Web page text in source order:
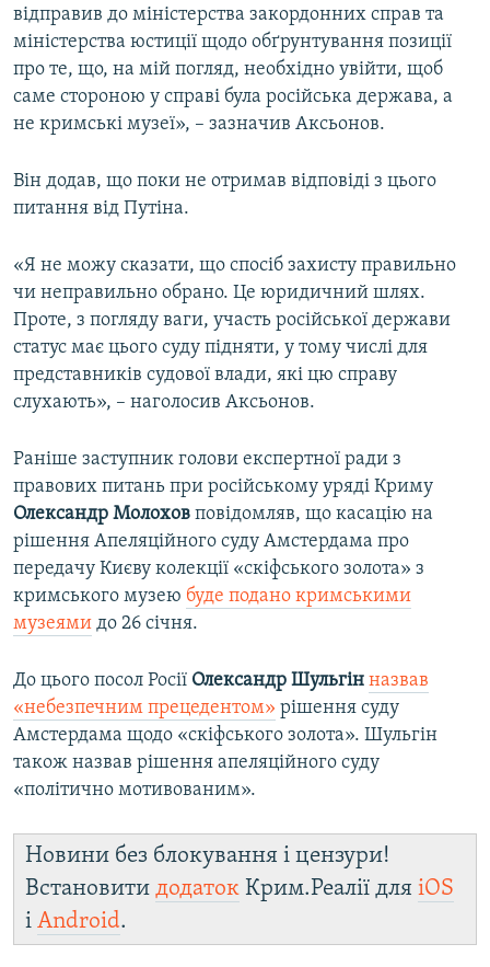
відправив до міністерства закордонних справ та
міністерства юстиції щодо обґрунтування позиції
про те, що, на мій погляд, необхідно увійти, щоб
саме стороною у справі була російська держава, а
не кримські музеї», – зазначив Аксьонов.
Він додав, що поки не отримав відповіді з цього
питання від Путіна.
«Я не можу сказати, що спосіб захисту правильно
чи неправильно обрано. Це юридичний шлях.
Проте, з погляду ваги, участь російської держави
статус має цього суду підняти, у тому числі для
представників судової влади, які цю справу
слухають», – наголосив Аксьонов.
Раніше заступник голови експертної ради з
правових питань при російському уряді Криму
Олександр Молохов повідомляв, що касацію на
рішення Апеляційного суду Амстердама про
передачу Києву колекції «скіфського золота» з
кримського музею буде подано кримськими
музеями до 26 січня.
До цього посол Росії Олександр Шульгін назвав
«небезпечним прецедентом» рішення суду
Амстердама щодо «скіфського золота». Шульгін
також назвав рішення апеляційного суду
«політично мотивованим».
Новини без блокування і цензури!
Встановити додаток Крим.Реалії для iOS
і Android.